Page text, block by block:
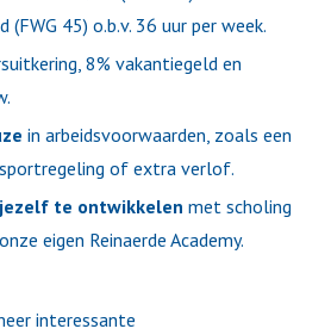
(FWG 45) o.b.v. 36 uur per week.
8% vakantiegeld en
in arbeidsvoorwaarden, zoals een
of extra verlof.
jezelf te ontwikkelen met scholing
eigen Reinaerde Academy.
interessante